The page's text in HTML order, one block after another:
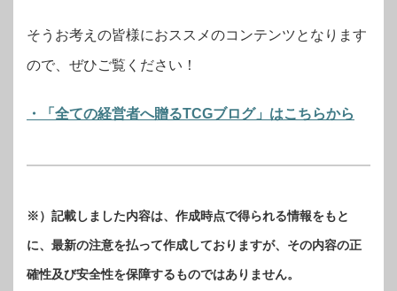
そうお考えの皆様におススメのコンテンツとなります
ので、ぜひご覧ください！
・「全ての経営者へ贈るTCGブログ」はこちらから
※）記載しました内容は、作成時点で得られる情報をもと
に、最新の注意を払って作成しておりますが、その内容の正
確性及び安全性を保障するものではありません。